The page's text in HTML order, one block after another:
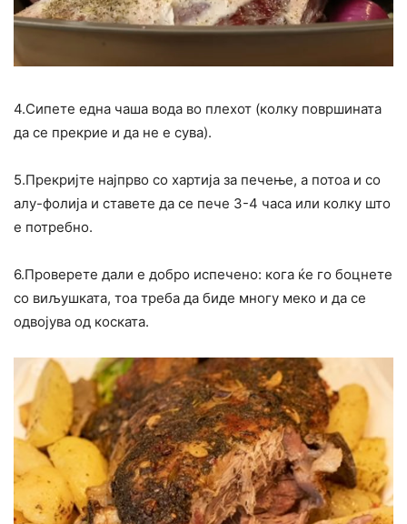
4.Сипете една чаша вода во плехот (колку површината
да се прекрие и да не е сува).
5.Прекријте најпрво со хартија за печење, а потоа и со
алу-фолија и ставете да се пече 3-4 часа или колку што
е потребно.
6.Проверете дали е добро испечено: кога ќе го боцнете
со виљушката, тоа треба да биде многу меко и да се
одвојува од коската.